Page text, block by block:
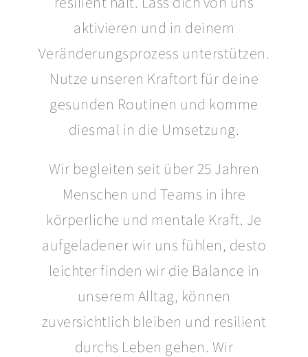
aktivieren und in deinem
Veränderungsprozess unterstützen.
Nutze unseren Kraftort für deine
gesunden Routinen und komme
diesmal in die Umsetzung.
Wir begleiten seit über 25 Jahren
Menschen und Teams in ihre
körperliche und mentale Kraft. Je
aufgeladener wir uns fühlen, desto
leichter finden wir die Balance in
unserem Alltag, können
zuversichtlich bleiben und resilient
durchs Leben gehen. Wir